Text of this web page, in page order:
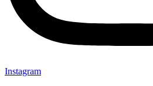
Instagram